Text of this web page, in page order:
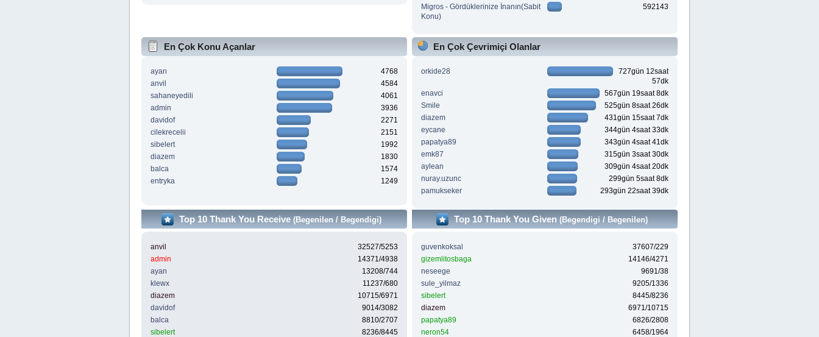
Migros - Gördüklerinize İnanın(Sabit
Konu)
592143
En Çok Konu Açanlar
ayan
4768
anvil
4584
sahaneyedili
4061
admin
3936
davidof
2271
cilekrecelii
2151
sibelert
1992
diazem
1830
balca
1574
entryka
1249
En Çok Çevrimiçi Olanlar
orkide28
727gün 12saat
57dk
enavci
567gün 19saat 8dk
Smile
525gün 8saat 26dk
diazem
431gün 15saat 7dk
eycane
344gün 4saat 33dk
papatya89
343gün 4saat 41dk
emk87
315gün 3saat 30dk
aylean
309gün 4saat 20dk
nuray.uzunc
299gün 5saat 8dk
pamukseker
293gün 22saat 39dk
Top 10 Thank You Receive (Begenilen / Begendigi)
anvil
32527/5253
admin
14371/4938
ayan
13208/744
klewx
11237/680
diazem
10715/6971
davidof
9014/3082
balca
8810/2707
sibelert
8236/8445
Top 10 Thank You Given(Begendigi / Begenilen)
guvenkoksal
37607/229
gizemlitosbaga
14146/4271
neseege
9691/38
sule_yilmaz
9205/1336
sibelert
8445/8236
diazem
6971/10715
papatya89
6826/2808
neron54
6458/1964